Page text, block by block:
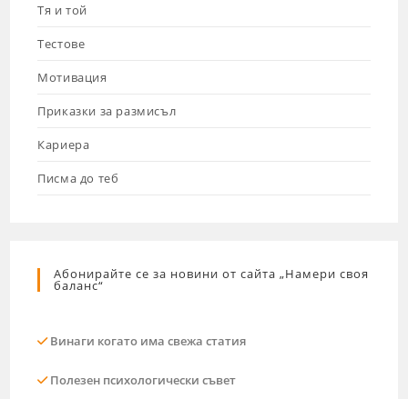
Тя и той
Тестове
Мотивация
Приказки за размисъл
Кариера
Писма до теб
Абонирайте се за новини от сайта „Намери своя
баланс“
Винаги когато има свежа статия
Полезен психологически съвет